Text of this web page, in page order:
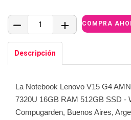
Descripción
La Notebook Lenovo V15 G4
7320U 16GB RAM 512GB SSD -
Compugarden, Buenos Aires,